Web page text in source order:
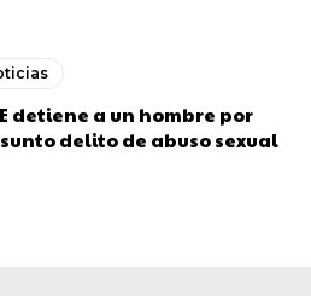
detiene a un hombre por
delito de abuso sexual